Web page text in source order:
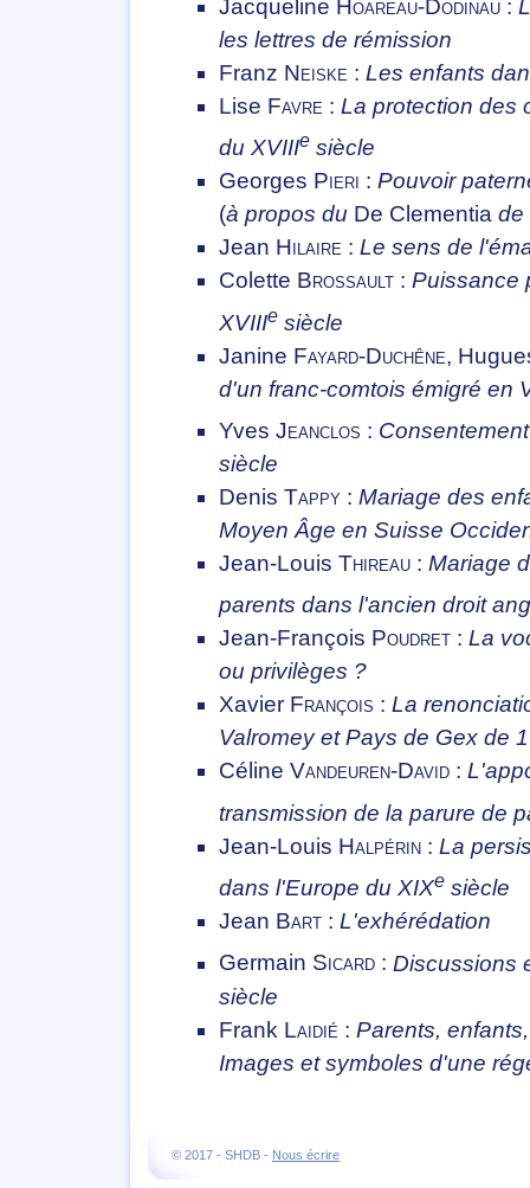
Jacqueline Hoareau-Dodinau :
les lettres de rémission
Franz Neiske : Les enfants
Lise Favre : La protection des
du XVIIIe siècle
Georges Pieri : Pouvoir
(à propos du De Clementia de
Jean Hilaire : Le sens de
Colette Brossault : Puissance
XVIIIe siècle
Janine Fayard-Duchêne,
d'un franc-comtois émigré en
Yves Jeanclos :
siècle
Denis Tappy : Mariage des
Moyen Âge en Suisse
Jean-Louis Thireau : Mariage
parents dans l'ancien droit
Jean-François Poudret : La
ou privilèges ?
Xavier François : La
Valromey et Pays de Gex de
Céline Vandeuren-David :
transmission de la parure de
Jean-Louis Halpérin : La
dans l'Europe du XIXe siècle
Jean Bart : L'exhérédation
Germain Sicard : Discussions
siècle
Frank Laidié : Parents,
Images et symboles d'une
© 2017 - SHDB - Nous écrire